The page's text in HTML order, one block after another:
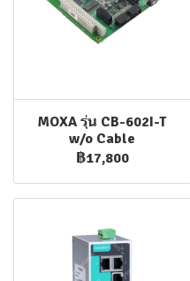
MOXA รุ่น CB-602I-T
w/o Cable
฿17,800